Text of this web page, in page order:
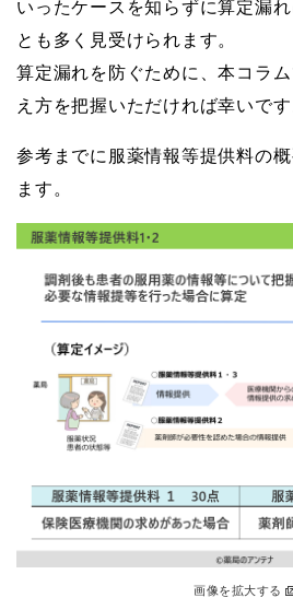
いったケースを知らずに算定漏
とも多く見受けられます。
算定漏れを防ぐために、本コラ
え方を把握いただければ幸いです
参考までに服薬情報等提供料の
ます。
画像を拡大する